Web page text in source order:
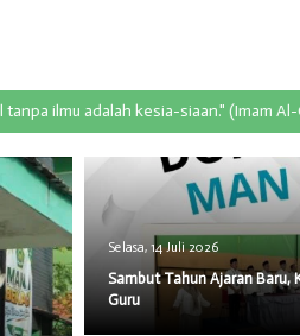
kesia-siaan." (Imam Al-Ghazali)
Selasa, 14 Juli 2026
Sambut Tahun Ajaran Baru,
Guru